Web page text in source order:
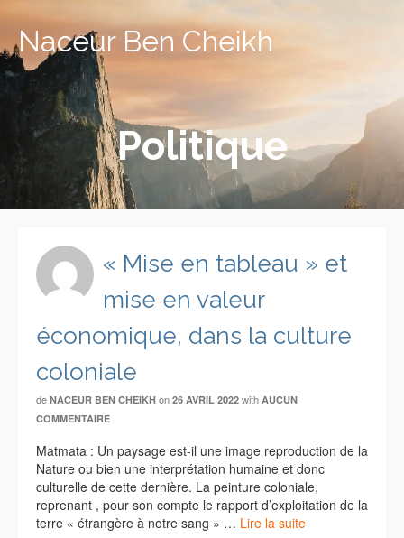
Naceur Ben Cheikh
Politique
« Mise en tableau » et
mise en valeur
économique, dans la culture
coloniale
de NACEUR BEN CHEIKH on 26 AVRIL 2022 with AUCUN
COMMENTAIRE
Matmata : Un paysage est-il une image reproduction de la
Nature ou bien une interprétation humaine et donc
culturelle de cette dernière. La peinture coloniale,
reprenant , pour son compte le rapport d’exploitation de la
terre « étrangère à notre sang » … Lire la suite